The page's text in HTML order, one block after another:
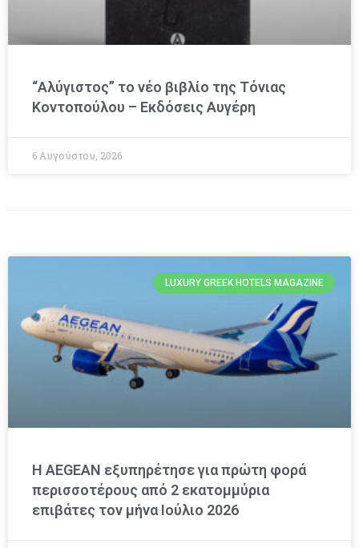
“Αλύγιστος” το νέο βιβλίο της Τόνιας
Κοντοπούλου – Εκδόσεις Αυγέρη
6 Αυγούστου, 2026
LUXURY GREEK HOTELS MAGAZINE
Η AEGEAN εξυπηρέτησε για πρώτη φορά
περισσοτέρους από 2 εκατομμύρια
επιβάτες τον μήνα Ιούλιο 2026